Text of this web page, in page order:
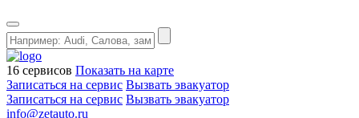
16 сервисов Показать на карте
Записаться на сервис Вызвать эвакуатор
Записаться на сервис Вызвать эвакуатор
info@zetauto.ru